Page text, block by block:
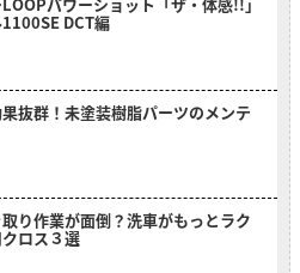
DCT編
抜群！未塗装樹脂パーツのメンテ
り作業が面倒？洗車がもっとラク
ロス３選